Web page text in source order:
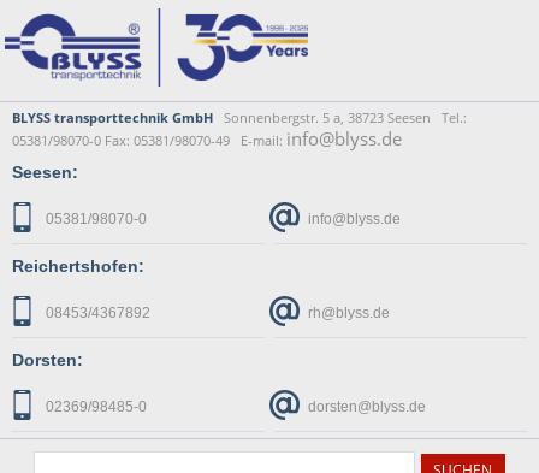
BLYSS transporttechnik GmbH Sonnenbergstr. 5 a, 38723 Seesen Tel.:
05381/98070-0 Fax: 05381/98070-49 E-mail: info@blyss.de
Seesen:
05381/98070-0 info@blyss.de
Reichertshofen:
08453/4367892 rh@blyss.de
Dorsten:
02369/98485-0 dorsten@blyss.de